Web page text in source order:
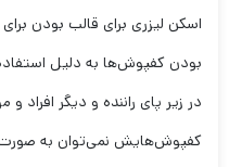
اسکن لیزری برای قالب بودن
بودن کفپوش‌ها به دلیل استفاده
در زیر پای راننده و دیگر افراد
کفپوش‌هایش نمی‌توان به